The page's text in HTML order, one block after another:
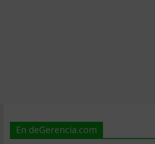
En deGerencia.com